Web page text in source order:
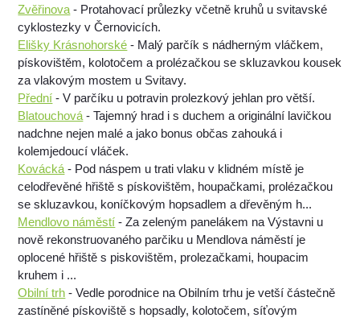
Zvěřinova - Protahovací průlezky včetně kruhů u svitavské
cyklostezky v Černovicích.
Elišky Krásnohorské - Malý parčík s nádherným vláčkem,
pískovištěm, kolotočem a prolézačkou se skluzavkou kousek
za vlakovým mostem u Svitavy.
Přední - V parčíku u potravin prolezkový jehlan pro větší.
Blatouchová - Tajemný hrad i s duchem a originální lavičkou
nadchne nejen malé a jako bonus občas zahouká i
kolemjedoucí vláček.
Kovácká - Pod náspem u trati vlaku v klidném místě je
celodřevěné hřiště s pískovištěm, houpačkami, prolézačkou
se skluzavkou, koníčkovým hopsadlem a dřevěným h...
Mendlovo náměstí - Za zeleným panelákem na Výstavni u
nově rekonstruovaného parčiku u Mendlova náměstí je
oplocené hřiště s piskovištěm, prolezačkami, houpacim
kruhem i ...
Obilní trh - Vedle porodnice na Obilním trhu je vetší částečně
zastíněné pískoviště s hopsadly, kolotočem, síťovým